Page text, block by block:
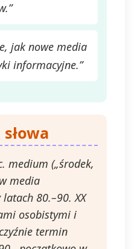
jak nowe media
informacyjne.”
medium („środek,
media
80.–90. XX
osobistymi i
termin